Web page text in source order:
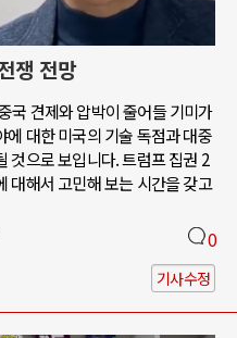
쟁 전망
국 견제와 압박이 줄어들 기미가
대한 미국의 기술 독점과 대중
것으로 보입니다. 트럼프 집권 2
대해서 고민해 보는 시간을 갖고
0
기사수정